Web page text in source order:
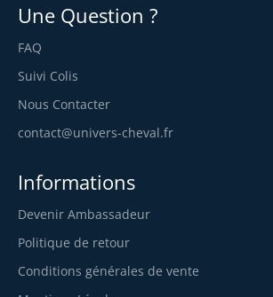
Une Question ?
FAQ
Suivi Colis
Nous Contacter
contact@univers-cheval.fr
Informations
Devenir Ambassadeur
Politique de retour
Conditions générales de vente